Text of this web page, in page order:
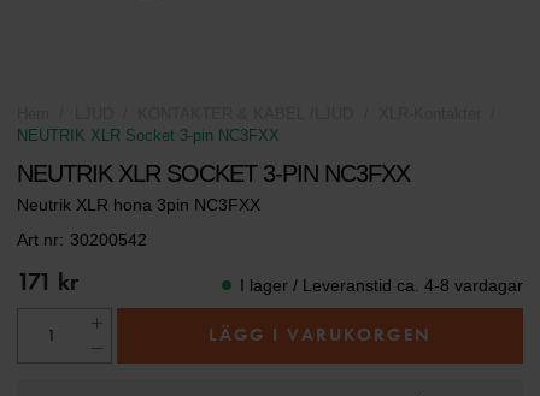
NEUTRIK XLR Socket 3-pin NC3FXX
NEUTRIK XLR SOCKET 3-PIN NC3FXX
Neutrik XLR hona 3pin NC3FXX
Art nr: 30200542
171 kr I lager / Leveranstid ca. 4-8 vardagar
LÄGG I VARUKORGEN